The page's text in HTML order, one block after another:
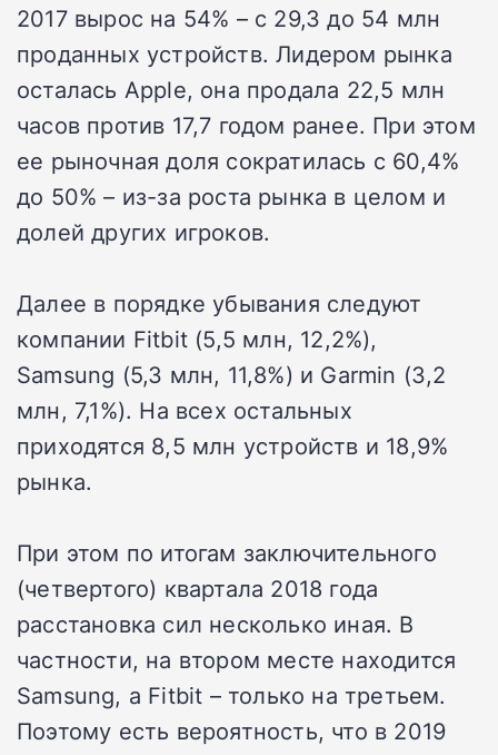
2017 вырос на 54% – с 29,3 до 54 млн
проданных устройств. Лидером рынка
осталась Apple, она продала 22,5 млн
часов против 17,7 годом ранее. При этом
ее рыночная доля сократилась с 60,4%
до 50% – из-за роста рынка в целом и
долей других игроков.
Далее в порядке убывания следуют
компании Fitbit (5,5 млн, 12,2%),
Samsung (5,3 млн, 11,8%) и Garmin (3,2
млн, 7,1%). На всех остальных
приходятся 8,5 млн устройств и 18,9%
рынка.
При этом по итогам заключительного
(четвертого) квартала 2018 года
расстановка сил несколько иная. В
частности, на втором месте находится
Samsung, а Fitbit – только на третьем.
Поэтому есть вероятность, что в 2019